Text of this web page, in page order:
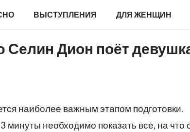
ВЫСТУПЛЕНИЯ ДЛЯ ЖЕНЩИН
Селин Дион поёт
наиболее важным этапом подготовки.
минуты необходимо показать все, на что